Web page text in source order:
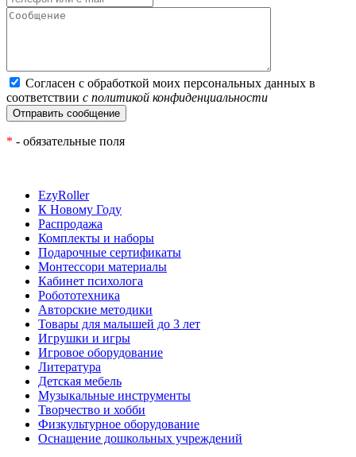
Согласен с обработкой моих персональных данных в
соответствии с политикой конфиденциальности
* - обязательные поля
EzyRoller
К Новому Году
Распродажа
Комплекты и наборы
Подарочные сертификаты
Монтессори материалы
Кабинет психолога
Робототехника
Авторские методики
Товары для малышей до 3 лет
Игрушки и игры
Игровое оборудование
Литература
Детская мебель
Музыкальные инструменты
Творчество и хобби
Физкультурное оборудование
Оснащение дошкольных учреждений